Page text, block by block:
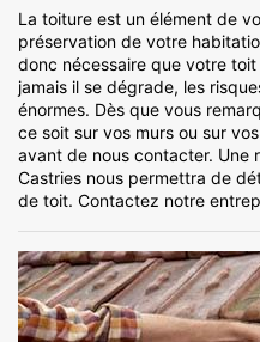
La toiture est un élément de
préservation de votre
donc nécessaire que votre
jamais il se dégrade, les
énormes. Dès que vous
ce soit sur vos murs ou sur
avant de nous contacter. Une
Castries nous permettra de
de toit. Contactez notre